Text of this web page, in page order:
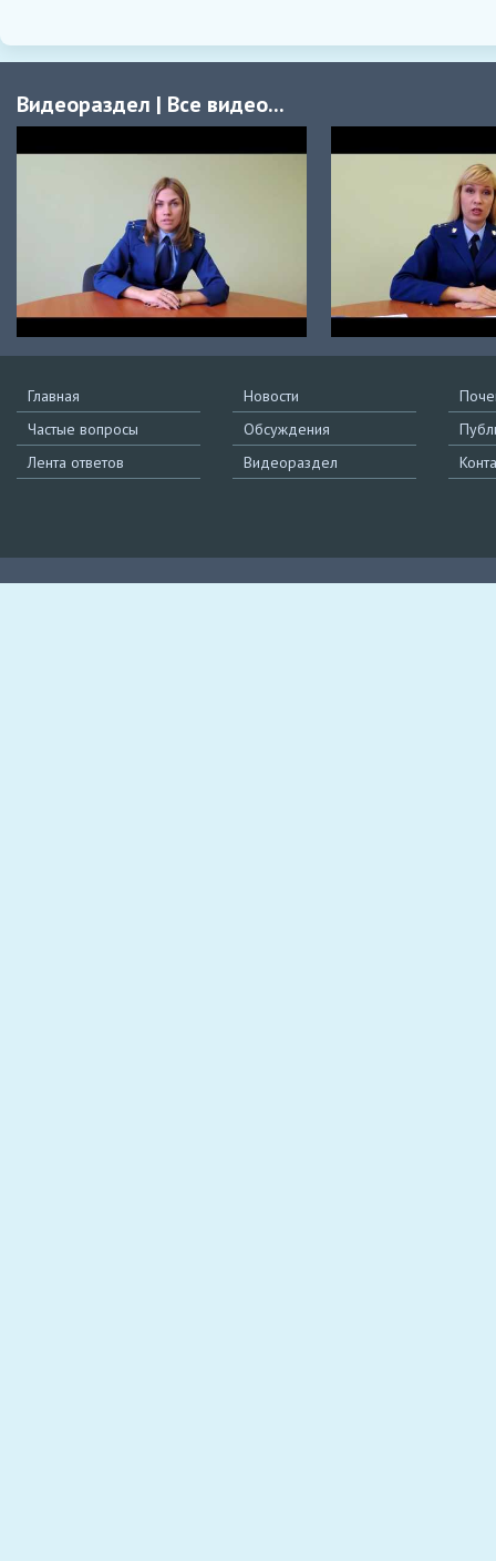
Видеораздел | Все видео...
Главная
Частые вопросы
Лента ответов
Новости
Обсуждения
Видеораздел